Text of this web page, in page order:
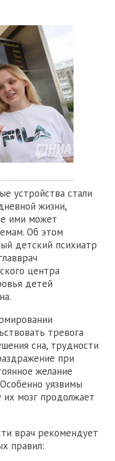
устройства стали
жизни,
ими может
Об этом
детский психиатр
центра
детей
тревога
сна, трудности
при
желание
уязвимы
их мозг продолжает
врач рекомендует
правил: